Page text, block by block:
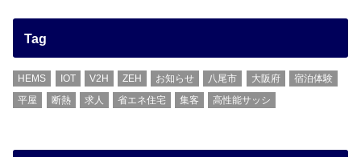
Tag
HEMS IOT V2H ZEH お知らせ 八尾市 大阪府
宿泊体験
平屋
断熱 求人 省エネ住宅 集客 高性能サッシ